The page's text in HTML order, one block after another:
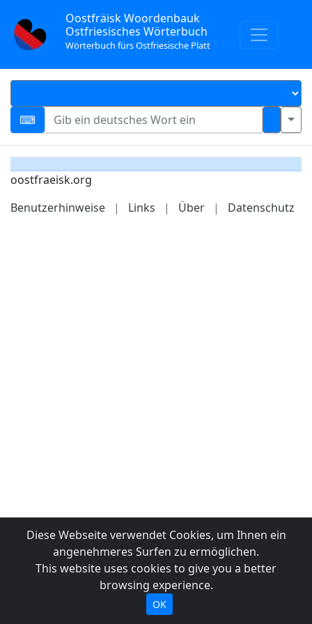
Oostfräisk Woordenbauk
Ostfriesisches Wörterbuch
Wörterbuch fürs Ostfriesische Platt
oostfraeisk.org
Benutzerhinweise
| Links | Über | Datenschutz
Diese Webseite verwendet Cookies, um Ihnen ein
angenehmeres Surfen zu ermöglichen.
This website uses cookies to give you a better
browsing experience.
OK